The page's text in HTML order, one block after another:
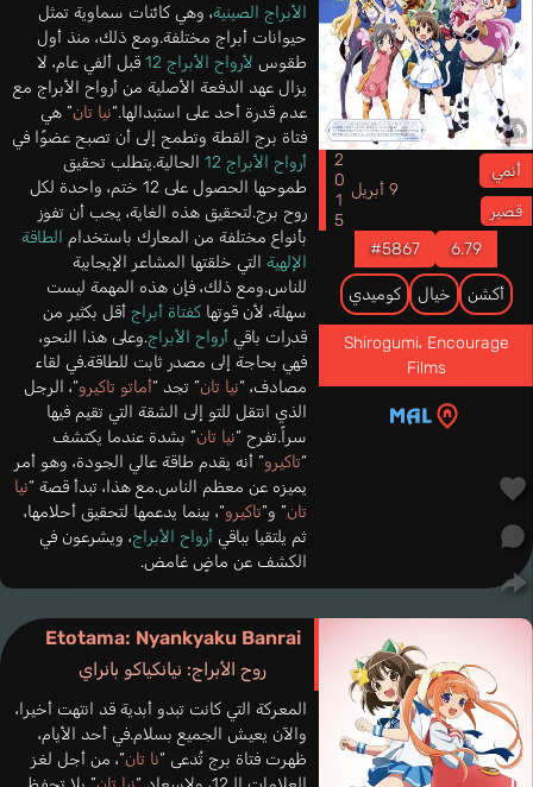
أنمي
قصير
9 أبريل 2015
6.79
#5867
أكشن خيال كوميدي
Shirogumi، Encourage
Films
الأبراج الصينية، وهي كائنات سماوية تمثل
حيوانات أبراج مختلفة.ومع ذلك، منذ أول
طقوس لأرواح الأبراج 12
قبل ألفي عام، لا
يزال عهد الدفعة الأصلية من أرواح الأبراج مع
عدم قدرة أحد على استبدالها.“نيا تان” هي
فتاة برج القطة وتطمح إلى أن تصبح عضوًا في
أرواح الأبراج 12
الحالية.يتطلب تحقيق
طموحها الحصول على 12 ختم، واحدة لكل
روح برج.لتحقيق هذه الغاية، يجب أن تفوز
بأنواع مختلفة من المعارك باستخدام الطاقة
الإلهية التي خلقتها المشاعر الإيجابية
للناس.ومع ذلك، فإن هذه المهمة ليست
سهلة، لأن قوتها كفتاة أبراج أقل بكثير من
قدرات باقي أرواح الأبراج.وعلى هذا النحو،
فهي بحاجة إلى مصدر ثابت للطاقة.في لقاء
مصادف، “نيا تان” تجد “أماتو تاكيرو“، الرجل
الذي انتقل للتو إلى الشقة التي تقيم فيها
سراً.تفرح “نيا تان” بشدة عندما يكتشف
“تاكيرو” أنه يقدم طاقة عالي الجودة، وهو أمر
يميزه عن معظم الناس.مع هذا، تبدأ قصة “نيا
تان” و”تاكيرو“، بينما يدعمها لتحقيق أحلامها،
ثم يلتقيا بباقي أرواح الأبراج، ويشرعون في
الكشف عن ماضٍ غامض.
Etotama: Nyankyaku Banrai
روح الأبراج: نيانكياكو بانراي
المعركة التي كانت تبدو أبدية قد انتهت أخيرا،
والآن يعيش الجميع بسلام.في أحد الأيام،
ظهرت فتاة برج تُدعى “نا تان“، من أجل لغز